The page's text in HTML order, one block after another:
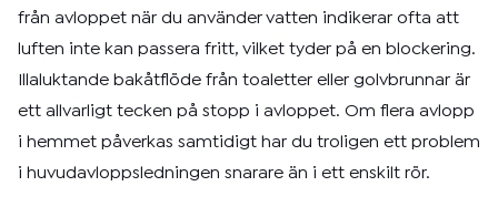
från avloppet när du använder vatten indikerar ofta att
luften inte kan passera fritt, vilket tyder på en blockering.
Illaluktande bakåtflöde från toaletter eller golv­brunnar är
ett allvarligt tecken på stopp i avloppet. Om flera avlopp
i hemmet påverkas samtidigt har du troligen ett problem
i huvudavloppsledningen snarare än i ett enskilt rör.